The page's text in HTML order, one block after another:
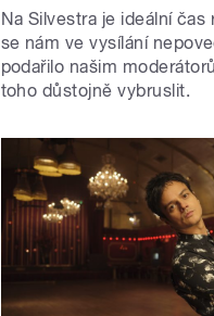
Na Silvestra je ideální
se nám ve vysílání
podařilo našim
toho důstojně vybruslit.